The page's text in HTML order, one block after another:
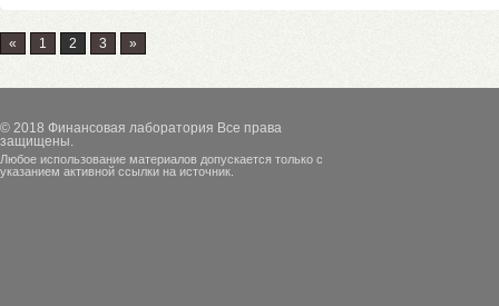
« 1 2 3 »
© 2018 Финансовая лаборатория Все права
защищены.
Любое использование материалов допускается только с
указанием активной ссылки на источник.